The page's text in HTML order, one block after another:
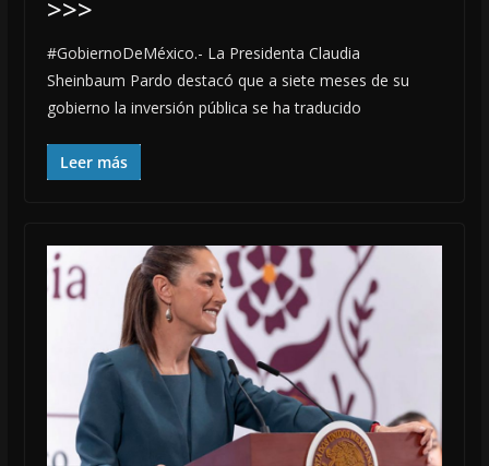
>>>
#GobiernoDeMéxico.- La Presidenta Claudia
Sheinbaum Pardo destacó que a siete meses de su
gobierno la inversión pública se ha traducido
Leer más